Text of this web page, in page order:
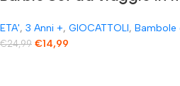
ETA', 3 Anni +, GIOCATTOLI, Bambole
€24,99 €14,99